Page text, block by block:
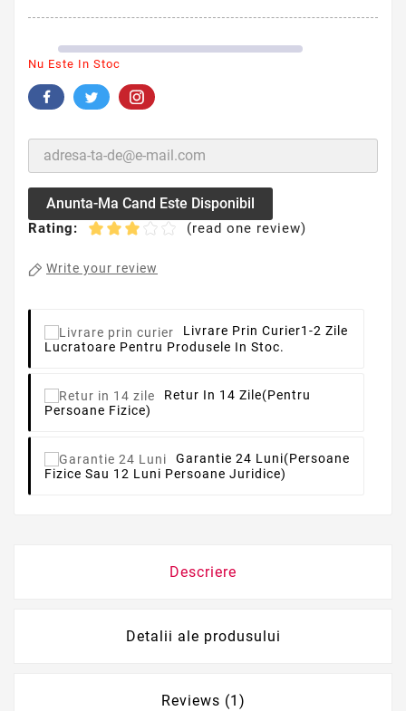
Nu Este In Stoc
Anunta-Ma Cand Este Disponibil
Rating: (read one review)
Write your review
Livrare Prin Curier1-2 Zile
Lucratoare Pentru Produsele In Stoc.
Retur In 14 Zile(pentru
Persoane Fizice)
Garantie 24 Luni(persoane
Fizice Sau 12 Luni Persoane Juridice)
Descriere
Detalii ale produsului
Reviews (1)